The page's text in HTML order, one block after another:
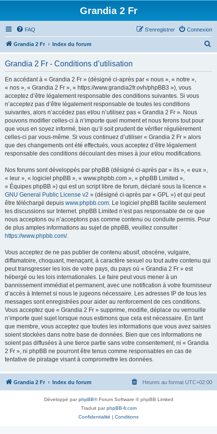
Grandia 2 Fr
FAQ Connexion
S’enregistrer
Grandia 2 Fr Index du forum
Grandia 2 Fr - Conditions d’utilisation
En accédant à « Grandia 2 Fr » (désigné ci-après par « nous », « notre »,
« nos », « Grandia 2 Fr », « https://www.grandia2fr.ovh/phpBB3 »), vous
acceptez d’être légalement responsable des conditions suivantes. Si vous
n’acceptez pas d’être légalement responsable de toutes les conditions
suivantes, alors n’accédez pas et/ou n’utilisez pas « Grandia 2 Fr ». Nous
pouvons modifier celles-ci à n’importe quel moment et nous ferons tout pour
que vous en soyez informé, bien qu’il soit prudent de vérifier régulièrement
celles-ci par vous-même. Si vous continuez d’utiliser « Grandia 2 Fr » alors
que des changements ont été effectués, vous acceptez d’être légalement
responsable des conditions découlant des mises à jour et/ou modifications.
Nos forums sont développés par phpBB (désigné ci-après par « ils », « eux »,
« leur », « logiciel phpBB », « www.phpbb.com », « phpBB Limited »,
« Équipes phpBB ») qui est un script libre de forum, déclaré sous la licence «
GNU General Public License v2 » (désigné ci-après par « GPL ») et qui peut
être téléchargé depuis www.phpbb.com. Le logiciel phpBB facilite seulement
les discussions sur Internet. phpBB Limited n’est pas responsable de ce que
nous acceptons ou n’acceptons pas comme contenu ou conduite permis. Pour
de plus amples informations au sujet de phpBB, veuillez consulter :
https://www.phpbb.com/.
Vous acceptez de ne pas publier de contenu abusif, obscène, vulgaire,
diffamatoire, choquant, menaçant, à caractère sexuel ou tout autre contenu qui
peut transgresser les lois de votre pays, du pays où « Grandia 2 Fr » est
hébergé ou les lois internationales. Le faire peut vous mener à un
bannissement immédiat et permanent, avec une notification à votre fournisseur
d’accès à Internet si nous le jugeons nécessaire. Les adresses IP de tous les
messages sont enregistrées pour aider au renforcement de ces conditions.
Vous acceptez que « Grandia 2 Fr » supprime, modifie, déplace ou verrouille
n’importe quel sujet lorsque nous estimons que cela est nécessaire. En tant
que membre, vous acceptez que toutes les informations que vous avez saisies
soient stockées dans notre base de données. Bien que ces informations ne
soient pas diffusées à une tierce partie sans votre consentement, ni « Grandia
2 Fr », ni phpBB ne pourront être tenus comme responsables en cas de
tentative de piratage visant à compromettre les données.
Grandia 2 Fr Index du forum Heures au format UTC+02:00
Développé parphpBB® Forum Software © phpBB Limited
Traduit parphpBB-fr.com
Confidentialité | Conditions